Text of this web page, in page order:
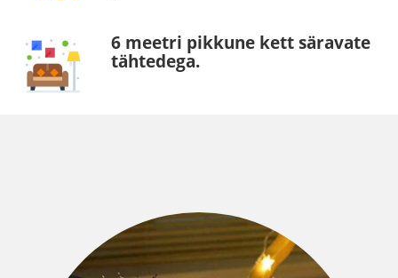
6 meetri pikkune kett säravate
tähtedega.